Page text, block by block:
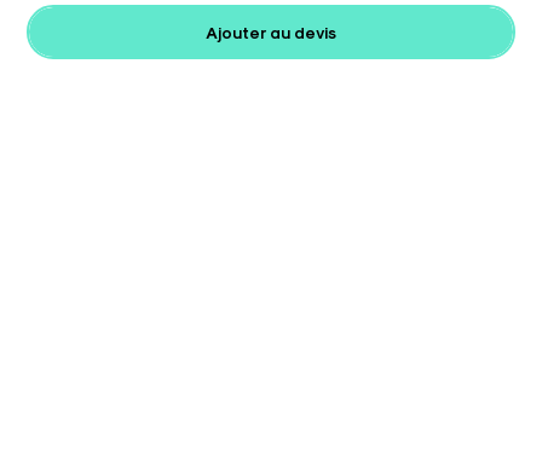
Ajouter au devis